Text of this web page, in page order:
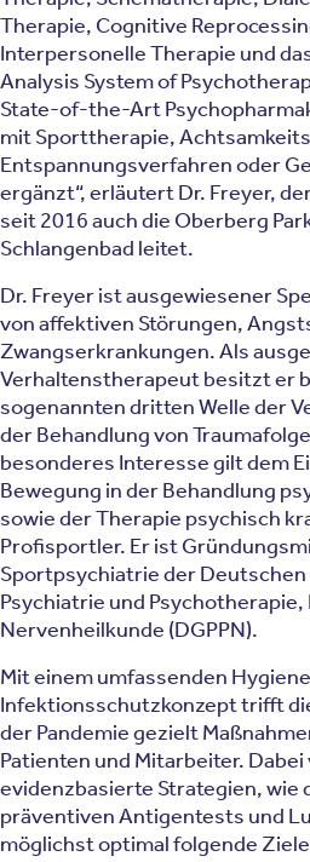
Therapie, Cognitive
Interpersonelle Therapie und
Analysis System of
State-of-the-Art
mit Sporttherapie,
Entspannungsverfahren oder
ergänzt“, erläutert Dr. Freyer,
seit 2016 auch die Oberberg
Schlangenbad leitet.
Dr. Freyer ist ausgewiesener
von affektiven Störungen,
Zwangserkrankungen. Als
Verhaltenstherapeut besitzt er
sogenannten dritten Welle der
der Behandlung von
besonderes Interesse gilt dem
Bewegung in der Behandlung
sowie der Therapie psychisch
Profisportler. Er ist
Sportpsychiatrie der
Psychiatrie und
Nervenheilkunde (DGPPN).
Mit einem umfassenden
Infektionsschutzkonzept trifft
der Pandemie gezielt
Patienten und Mitarbeiter.
evidenzbasierte Strategien, wie
präventiven Antigentests und
möglichst optimal folgende